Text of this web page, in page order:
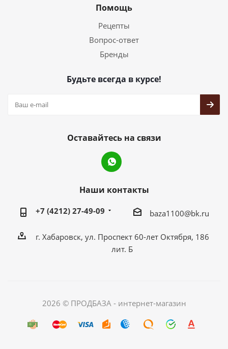
Помощь
Рецепты
Вопрос-ответ
Бренды
Будьте всегда в курсе!
Оставайтесь на связи
Наши контакты
+7 (4212) 27-49-09 baza1100@bk.ru
г. Хабаровск, ул. Проспект 60-лет Октября, 186
лит. Б
2026 © ПРОДБАЗА - интернет-магазин